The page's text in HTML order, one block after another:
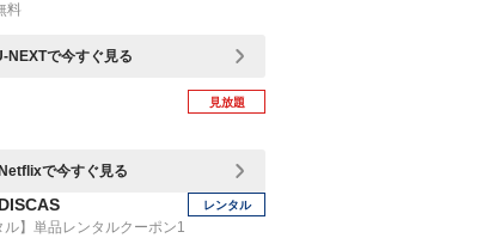
料
NEXTで今すぐ見る
見放題
で今すぐ見る
ル】単品レンタルクーポン1
レンタル